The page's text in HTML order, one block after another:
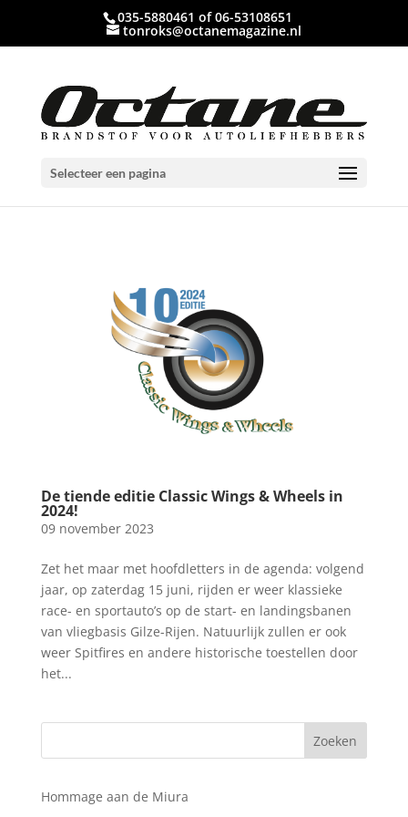
035-5880461 of 06-53108651
tonroks@octanemagazine.nl
Selecteer een pagina
De tiende editie Classic Wings & Wheels in
2024!
09 november 2023
Zet het maar met hoofdletters in de agenda: volgend
jaar, op zaterdag 15 juni, rijden er weer klassieke
race- en sportauto’s op de start- en landingsbanen
van vliegbasis Gilze-Rijen. Natuurlijk zullen er ook
weer Spitfires en andere historische toestellen door
het...
Hommage aan de Miura